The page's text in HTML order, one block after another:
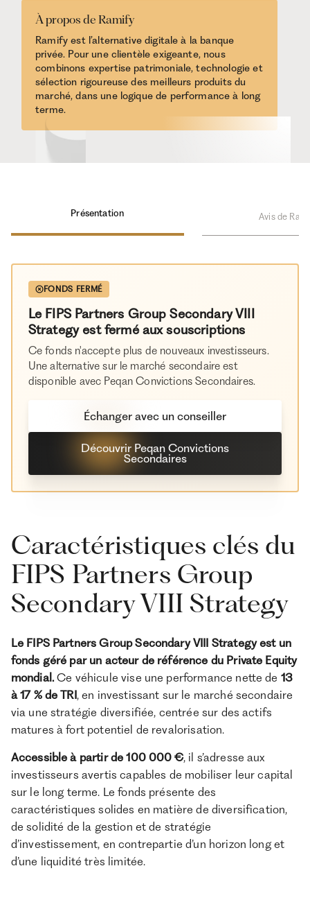
À propos de Ramify
Ramify est l’alternative digitale à la banque
privée. Pour une clientèle exigeante, nous
combinons expertise patrimoniale, technologie et
sélection rigoureuse des meilleurs produits du
marché, dans une logique de performance à long
terme.
Présentation Avis de
FONDS FERMÉ
Le FIPS Partners Group Secondary VIII
Strategy est fermé aux souscriptions
Ce fonds n'accepte plus de nouveaux investisseurs.
Une alternative sur le marché secondaire est
disponible avec Peqan Convictions Secondaires.
Découvrir Peqan Convictions
Secondaires
Échanger avec un conseiller
Caractéristiques clés du
FIPS Partners Group
Secondary VIII Strategy
Le FIPS Partners Group Secondary VIII Strategy est un
fonds géré par un acteur de référence du Private Equity
mondial. Ce véhicule vise une performance nette de 13
à 17 % de TRI, en investissant sur le marché secondaire
via une stratégie diversifiée, centrée sur des actifs
matures à fort potentiel de revalorisation.
Accessible à partir de 100 000 €, il s’adresse aux
investisseurs avertis capables de mobiliser leur capital
sur le long terme. Le fonds présente des
caractéristiques solides en matière de diversification,
de solidité de la gestion et de stratégie
d’investissement, en contrepartie d’un horizon long et
d’une liquidité très limitée.